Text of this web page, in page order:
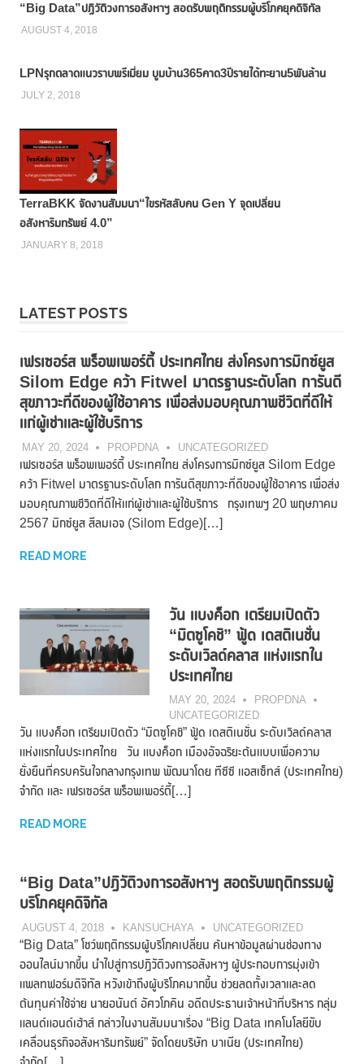
“Big Data”ปฏิวัติวงการอสังหาฯ สอดรับพฤติกรรมผู้บริโภคยุคดิจิทัล
AUGUST 4, 2018
LPNรุกตลาดแนวราบพรีเมี่ยม บูมบ้าน365คาด3ปีรายได้ทะยาน5พันล้าน
JULY 2, 2018
TerraBKK จัดงานสัมมนา“ไขรหัสลับคน Gen Y จุดเปลี่ยน
อสังหาริมทรัพย์ 4.0”
JANUARY 8, 2018
LATEST POSTS
เฟรเซอร์ส พร็อพเพอร์ตี้ ประเทศไทย ส่งโครงการมิกซ์ยูส
Silom Edge คว้า Fitwel มาตรฐานระดับโลก การันตี
สุขภาวะที่ดีของผู้ใช้อาคาร เพื่อส่งมอบคุณภาพชีวิตที่ดีให้
แก่ผู้เช่าและผู้ใช้บริการ
MAY 20, 2024 PROPDNA UNCATEGORIZED
เฟรเซอร์ส พร็อพเพอร์ตี้ ประเทศไทย ส่งโครงการมิกซ์ยูส Silom Edge
คว้า Fitwel มาตรฐานระดับโลก การันตีสุขภาวะที่ดีของผู้ใช้อาคาร เพื่อส่ง
มอบคุณภาพชีวิตที่ดีให้แก่ผู้เช่าและผู้ใช้บริการ กรุงเทพฯ 20 พฤษภาคม
2567 มิกซ์ยูส สีลมเอจ (Silom Edge)[…]
READ MORE
วัน แบงค็อก เตรียมเปิดตัว
“มิตซูโคชิ” ฟู้ด เดสติเนชั่น
ระดับเวิลด์คลาส แห่งแรกใน
ประเทศไทย
MAY 20, 2024
PROPDNA
UNCATEGORIZED
วัน แบงค็อก เตรียมเปิดตัว “มิตซูโคชิ” ฟู้ด เดสติเนชั่น ระดับเวิลด์คลาส
แห่งแรกในประเทศไทย วัน แบงค็อก เมืองอัจฉริยะต้นแบบเพื่อความ
ยั่งยืนที่ครบครันใจกลางกรุงเทพ พัฒนาโดย ทีซีซี แอสเซ็ทส์ (ประเทศไทย)
จำกัด และ เฟรเซอร์ส พร็อพเพอร์ตี้[…]
READ MORE
“Big Data”ปฏิวัติวงการอสังหาฯ สอดรับพฤติกรรมผู้
บริโภคยุคดิจิทัล
AUGUST 4, 2018 KANSUCHAYA UNCATEGORIZED
“Big Data” โชว์พฤติกรรมผู้บริโภคเปลี่ยน ค้นหาข้อมูลผ่านช่องทาง
ออนไลน์มากขึ้น นำไปสู่การปฏิวัติวงการอสังหาฯ ผู้ประกอบการมุ่งเข้า
แพลทฟอร์มดิจิทัล หวังเข้าถึงผู้บริโภคมากขึ้น ช่วยลดทั้งเวลาและลด
ต้นทุนค่าใช้จ่าย นายอนันต์ อัศวโภคิน อดีตประธานเจ้าหน้าที่บริหาร กลุ่ม
แลนด์แอนด์เฮ้าส์ กล่าวในงานสัมมนาเรื่อง “Big Data เทคโนโลยีขับ
เคลื่อนธุรกิจอสังหาริมทรัพย์” จัดโดยบริษัท บาเนีย (ประเทศไทย)